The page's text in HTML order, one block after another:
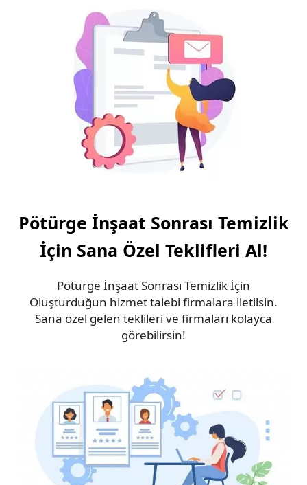
Pötürge İnşaat Sonrası Temizlik
İçin Sana Özel Teklifleri Al!
Pötürge İnşaat Sonrası Temizlik İçin
Oluşturduğun hizmet talebi firmalara iletilsin.
Sana özel gelen teklileri ve firmaları kolayca
görebilirsin!